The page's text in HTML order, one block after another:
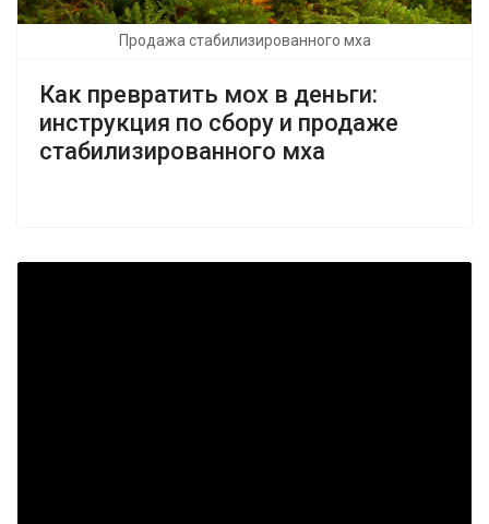
Продажа стабилизированного мха
Как превратить мох в деньги:
инструкция по сбору и продаже
стабилизированного мха